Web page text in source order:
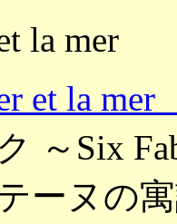
la mer
et la
～Six
ーヌの